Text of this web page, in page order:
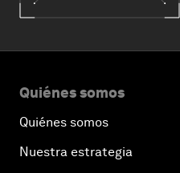
Quiénes somos
Quiénes somos
Nuestra estrategia